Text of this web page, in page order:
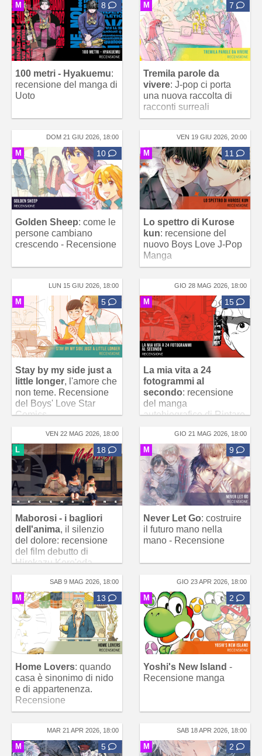
M 8
100 metri - Hyakuemu:
recensione del manga di
Uoto
M 7
Tremila parole da
vivere: J-pop ci porta
una nuova raccolta di
racconti surreali
DOM 21 GIU 2026, 18:00
M 10
Golden Sheep: come le
persone cambiano
crescendo - Recensione
VEN 19 GIU 2026, 20:00
M 11
Lo spettro di Kurose
kun: recensione del
nuovo Boys Love J-Pop
Manga
LUN 15 GIU 2026, 18:00
M 5
Stay by my side just a
little longer, l'amore che
non teme. Recensione
del Boys' Love Star
Comics
GIO 28 MAG 2026, 18:00
M 15
La mia vita a 24
fotogrammi al
secondo: recensione
del manga
autobiografico di Rintaro
VEN 22 MAG 2026, 18:00
L 18
Maborosi - i bagliori
dell'anima, il silenzio
del dolore: recensione
del film debutto di
Hirokazu Kore'eda
GIO 21 MAG 2026, 18:00
M 9
Never Let Go: costruire
il futuro mano nella
mano - Recensione
SAB 9 MAG 2026, 18:00
M 13
Home Lovers: quando
casa è sinonimo di nido
e di appartenenza.
Recensione
GIO 23 APR 2026, 18:00
M 2
Yoshi's New Island -
Recensione manga
MAR 21 APR 2026, 18:00
M 5
SAB 18 APR 2026, 18:00
M 2